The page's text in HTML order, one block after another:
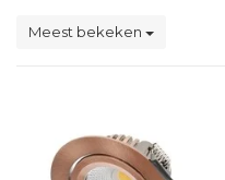
Meest bekeken